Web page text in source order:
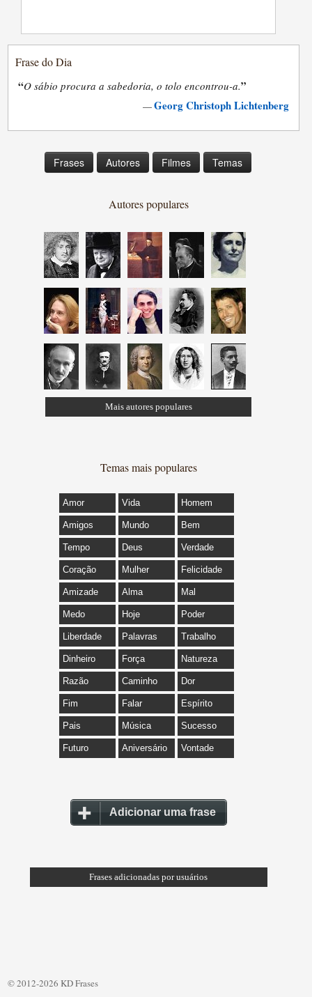
Frase do Dia
“O sábio procura a sabedoria, o tolo encontrou-a.”
—Georg Christoph Lichtenberg
Frases Autores Filmes Temas
Autores populares
Mais autores populares
Temas mais populares
Amor Vida Homem
Amigos Mundo Bem
Tempo Deus Verdade
Coração Mulher Felicidade
Amizade Alma Mal
Medo Hoje Poder
Liberdade Palavras Trabalho
Dinheiro Força Natureza
Razão Caminho Dor
Fim Falar Espírito
Pais Música Sucesso
Futuro Aniversário Vontade
Adicionar uma frase
Frases adicionadas por usuários
© 2012-2026 KD Frases